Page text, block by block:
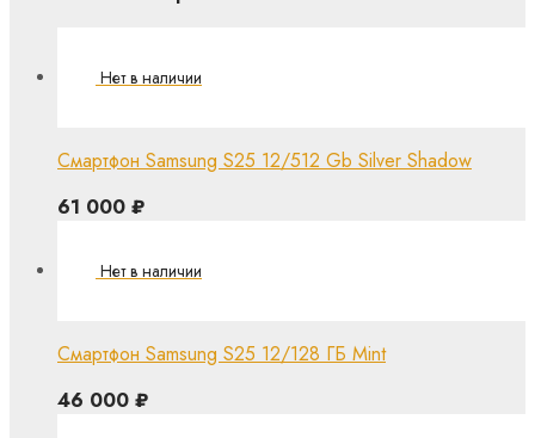
Смартфон Samsung S25 12/512 Gb Silver Shadow
61 000 ₽
Смартфон Samsung S25 12/128 ГБ Mint
46 000 ₽